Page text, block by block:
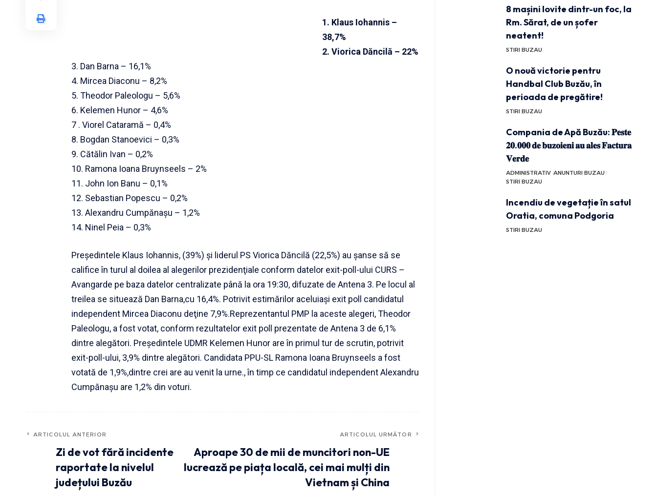
1. Klaus Iohannis –
38,7%
2. Viorica Dăncilă – 22%
3. Dan Barna – 16,1%
4. Mircea Diaconu – 8,2%
5. Theodor Paleologu – 5,6%
6. Kelemen Hunor – 4,6%
7 . Viorel Cataramă – 0,4%
8. Bogdan Stanoevici – 0,3%
9. Cătălin Ivan – 0,2%
10. Ramona Ioana Bruynseels – 2%
11. John Ion Banu – 0,1%
12. Sebastian Popescu – 0,2%
13. Alexandru Cumpănașu – 1,2%
14. Ninel Peia – 0,3%
Preşedintele Klaus Iohannis, (39%) şi liderul PS Viorica Dăncilă (22,5%) au şanse să se
califice în turul al doilea al alegerilor prezidenţiale conform datelor exit-poll-ului CURS –
Avangarde pe baza datelor centralizate până la ora 19:30, difuzate de Antena 3. Pe locul al
treilea se situează Dan Barna,cu 16,4%. Potrivit estimărilor aceluiaşi exit poll candidatul
independent Mircea Diaconu deţine 7,9%.Reprezentantul PMP la aceste alegeri, Theodor
Paleologu, a fost votat, conform rezultatelor exit poll prezentate de Antena 3 de 6,1%
dintre alegători. Preşedintele UDMR Kelemen Hunor are în primul tur de scrutin, potrivit
exit-poll-ului, 3,9% dintre alegători. Candidata PPU-SL Ramona Ioana Bruynseels a fost
votată de 1,9%,dintre crei are au venit la urne., în timp ce candidatul independent Alexandru
Cumpănaşu are 1,2% din voturi.
ARTICOLUL ANTERIOR
Zi de vot fără incidente
raportate la nivelul
județului Buzău
ARTICOLUL URMĂTOR
Aproape 30 de mii de muncitori non-UE
lucrează pe piața locală, cei mai mulți din
Vietnam și China
8 mașini lovite dintr-un foc, la
Rm. Sărat, de un șofer
neatent!
STIRI BUZAU
O nouă victorie pentru
Handbal Club Buzău, în
perioada de pregătire!
STIRI BUZAU
Compania de Apă Buzău: 𝐏𝐞𝐬𝐭𝐞
𝟐𝟎.𝟎𝟎𝟎 𝐝𝐞 𝐛𝐮𝐳𝐨𝐢𝐞𝐧𝐢 𝐚𝐮 𝐚𝐥𝐞𝐬 𝐅𝐚𝐜𝐭𝐮𝐫𝐚
𝐕𝐞𝐫𝐝𝐞
ADMINISTRATIV ANUNTURI BUZAU
STIRI BUZAU
Incendiu de vegetație în satul
Oratia, comuna Podgoria
STIRI BUZAU